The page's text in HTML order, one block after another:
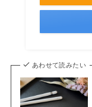
あわせて読みたい